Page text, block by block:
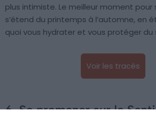
plus intimiste. Le meilleur moment pour
s’étend du printemps à l’automne, en
quoi vous hydrater et vous protéger du
Voir les tracés
6. Se promener sur le